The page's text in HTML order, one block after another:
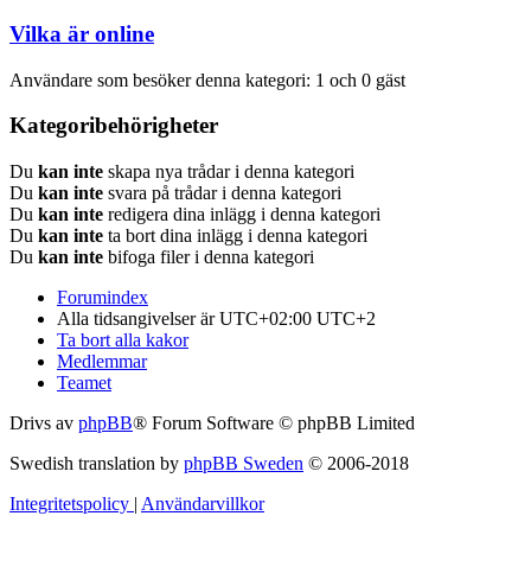
Vilka är online
Användare som besöker denna kategori: 1 och 0 gäst
Kategoribehörigheter
Du kan inte skapa nya trådar i denna kategori
Du kan inte svara på trådar i denna kategori
Du kan inte redigera dina inlägg i denna kategori
Du kan inte ta bort dina inlägg i denna kategori
Du kan inte bifoga filer i denna kategori
Forumindex
Alla tidsangivelser är UTC+02:00 UTC+2
Ta bort alla kakor
Medlemmar
Teamet
Drivs av phpBB® Forum Software © phpBB Limited
Swedish translation by phpBB Sweden © 2006-2018
Integritetspolicy | Användarvillkor